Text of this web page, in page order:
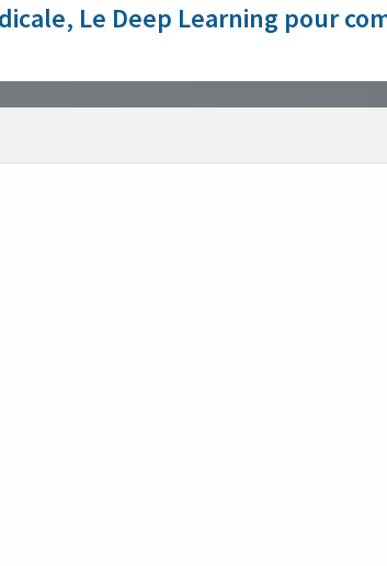
Le Deep Learning pour